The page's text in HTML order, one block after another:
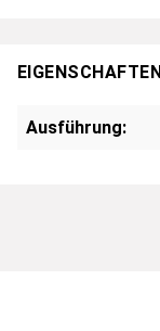
EIGENSCHAFTEN
Ausführung: